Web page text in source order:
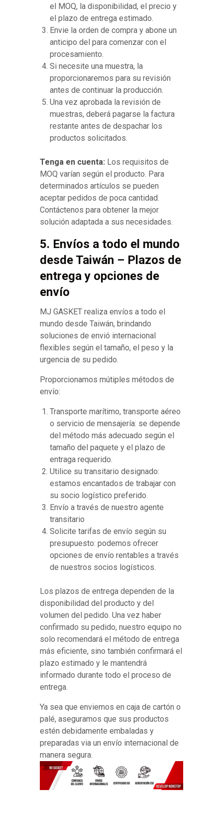
el MOQ, la disponibilidad, el precio y
el plazo de entrega estimado.
Envie la orden de compra y abone un
anticipo del para comenzar con el
procesamiento.
Si necesite una muestra, la
proporcionaremos para su revisión
antes de continuar la producción.
Una vez aprobada la revisión de
muestras, deberá pagarse la factura
restante antes de despachar los
productos solicitados.
Tenga en cuenta: Los requisitos de
MOQ varían según el producto. Para
determinados artículos se pueden
aceptar pedidos de poca cantidad.
Contáctenos para obtener la mejor
solución adaptada a sus necesidades.
5. Envíos a todo el mundo
desde Taiwán – Plazos de
entrega y opciones de
envío
MJ GASKET realiza envíos a todo el
mundo desde Taiwán, brindando
soluciones de envió internacional
flexibles según el tamaño, el peso y la
urgencia de su pedido.
Proporcionamos mútiples métodos de
envío:
Transporte marítimo, transporte aéreo
o servicio de mensajería: se depende
del método más adecuado según el
tamaño del paquete y el plazo de
entraga requerido.
Utilice su transitario designado:
estamos encantados de trabajar con
su socio logístico preferido.
Envío a través de nuestro agente
transitario
Solicite tarifas de envío según su
presupuesto: podemos ofrecer
opciones de envío rentables a través
de nuestros socios logísticos.
Los plazos de entrega dependen de la
disponibilidad del producto y del
volumen del pedido. Una vez haber
confirmado su pedido, nuestro equipo no
solo recomendará el método de entrega
más eficiente, sino también confirmará el
plazo estimado y le mantendrá
informado durante todo el proceso de
entrega.
Ya sea que enviemos en caja de cartón o
palé, aseguramos que sus productos
estén debidamente embaladas y
preparadas via un envío internacional de
manera segura.